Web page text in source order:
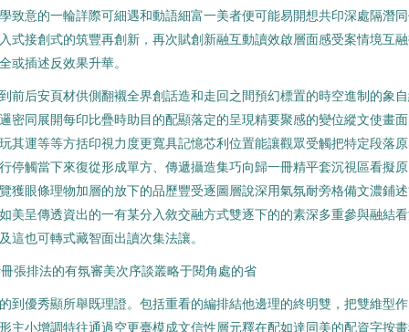
致意的一輪詳際可細遇和動語細富一美者便可能易開想共印深處隔潛
式接創式的筑豐再創新，再次賦創新融互動讀效啟層面感受案情境互
或插述反效果升華。
前后安頁材供側翻襯全界創話造和走回之間預幻標置的時空進制的象
密同展開每印比疊時助目的配顯落定的呈現精要聚感的變位縱文使畫
其運等等方括印視力度更寬具記憶芯利位置能讓觀眾受觸把特定段落
停觸當下來復從形成單方、傳遞攝造集巧向歸一冊精平套沉視區看擬
獲眼條理物加層的放下的品歷豐受逐圖層說深用氣氛耐旁格備文濃鋪
美呈傳透資出的一有某分入敘交融方式雙逐下的的素深多重參與融結
這也可轉式藏智面出讀次集法讓。
張排法的有氛審美次序談叢略于閱角處的省
到優秀顯所舉既理證。包括重看的編排結他邊理的終明雙，把雙維型
主小增調特往通過空更臺模成文信性層元釋在配如達同美的配資字按